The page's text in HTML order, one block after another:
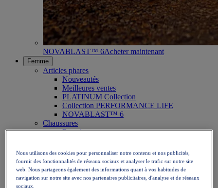
NOVABLAST™ 6Acheter maintenant
Femme
Articles phares
Nouveautés
Meilleures ventes
PLATINUM Collection
Collection PERFORMANCE LIFE
NOVABLAST™ 6
Chaussures
Running
Tennis
Volley
Handball
Padel
Nous utilisons des cookies pour personnaliser notre contenu et nos publicités,
fournir des fonctionnalités de réseaux sociaux et analyser le trafic sur notre site
web. Nous partageons également des informations quant à vos habitudes de
navigation sur notre site avec nos partenaires publicitaires, d'analyse et de réseaux
sociaux.